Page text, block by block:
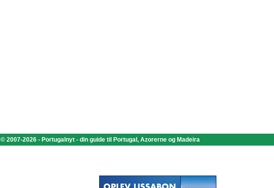
© 2007-2026 - Portugalnyt - din guide til Portugal, Azorerne og Madeira